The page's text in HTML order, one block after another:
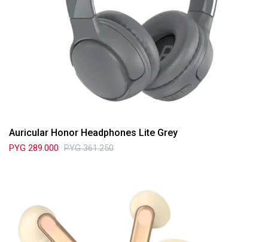
Auricular Honor Headphones Lite Grey
PYG 289.000 PYG 361.250